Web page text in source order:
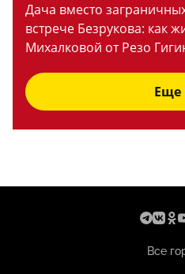
Дача вместо
встрече Безрукова: как
Михалковой от Резо
Еще
Все